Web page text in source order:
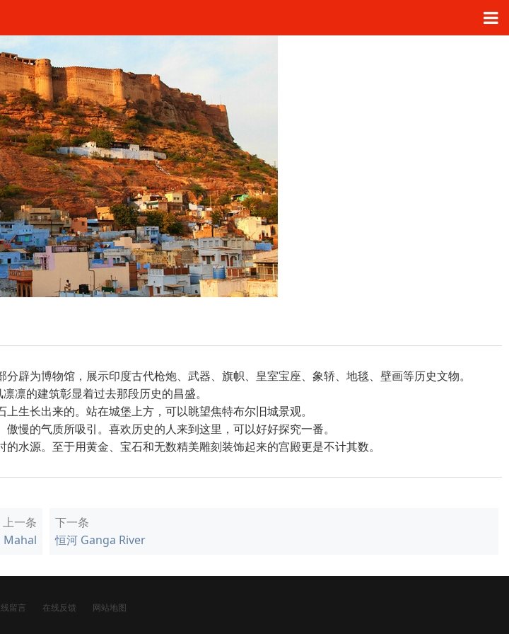
辟为博物馆，展示印度古代枪炮、武器、旗帜、皇室宝座、象轿、地毯、壁画等历史文物。
凛的建筑彰显着过去那段历史的昌盛。
生长出来的。站在城堡上方，可以眺望焦特布尔旧城景观。
慢的气质所吸引。喜欢历史的人来到这里，可以好好探究一番。
水源。至于用黄金、宝石和无数精美雕刻装饰起来的宫殿更是不计其数。
上一条
Mahal
下一条
恒河 Ganga River
留言 在线反馈 网站地图